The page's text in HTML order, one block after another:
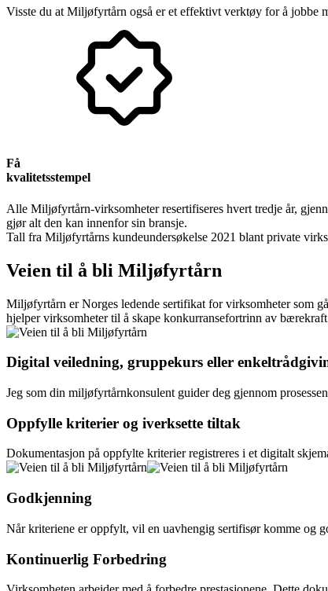
Visste du at Miljøfyrtårn også er et effektivt verktøy for å jobbe
Få
kvalitetsstempel
Alle Miljøfyrtårn-virksomheter resertifiseres hvert tredje år,
gjør alt den kan innenfor sin bransje.
Tall fra Miljøfyrtårns kundeundersøkelse 2021 blant private
Veien til å bli Miljøfyrtårn
Miljøfyrtårn er Norges ledende sertifikat for virksomheter som
hjelper virksomheter til å skape konkurransefortrinn av
Digital veiledning, gruppekurs eller
Jeg som din miljøfyrtårnkonsulent guider deg gjennom
Oppfylle kriterier og iverksette tiltak
Dokumentasjon på oppfylte kriterier registreres i et digitalt
Godkjenning
Når kriteriene er oppfylt, vil en uavhengig sertifisør komme og
Kontinuerlig Forbedring